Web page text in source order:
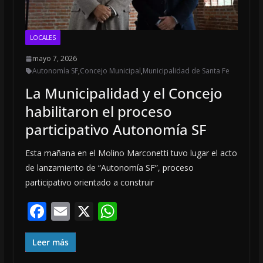
LOCALES
mayo 7, 2026
Autonomía SF,Concejo Municipal,Municipalidad de Santa Fe
La Municipalidad y el Concejo
habilitaron el proceso
participativo Autonomía SF
Esta mañana en el Molino Marconetti tuvo lugar el acto
de lanzamiento de “Autonomía SF”, proceso
participativo orientado a construir
F
ac
e
E
m
ai
X W
Leer más